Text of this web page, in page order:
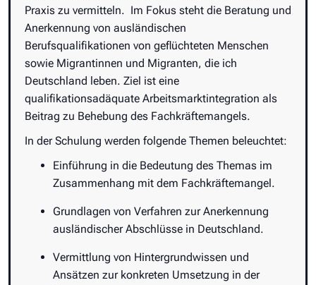
Praxis zu vermitteln. Im Fokus steht die Beratung und
Anerkennung von ausländischen
Berufsqualifikationen von geflüchteten Menschen
sowie Migrantinnen und Migranten, die ich
Deutschland leben. Ziel ist eine
qualifikationsadäquate Arbeitsmarktintegration als
Beitrag zu Behebung des Fachkräftemangels.
In der Schulung werden folgende Themen beleuchtet:
Einführung in die Bedeutung des Themas im
Zusammenhang mit dem Fachkräftemangel.
Grundlagen von Verfahren zur Anerkennung
ausländischer Abschlüsse in Deutschland.
Vermittlung von Hintergrundwissen und
Ansätzen zur konkreten Umsetzung in der